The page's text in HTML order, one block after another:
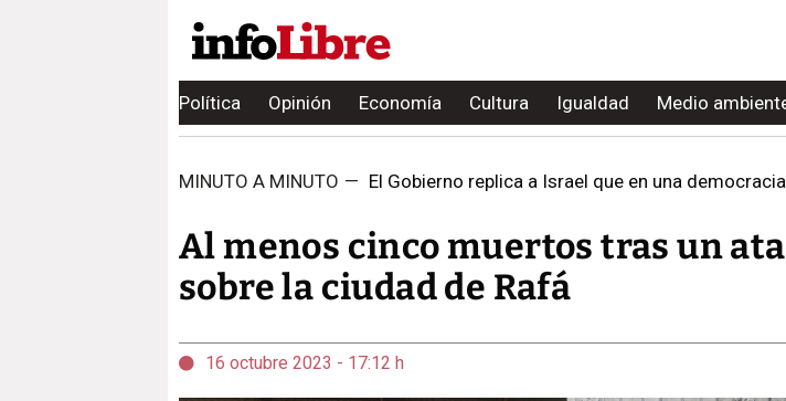
Política Opinión Economía Cultura Igualdad Medio
MINUTO A MINUTO — El Gobierno replica a Israel que en una democracia
Al menos cinco muertos tras un
sobre la ciudad de Rafá
16 octubre 2023 - 17:12 h